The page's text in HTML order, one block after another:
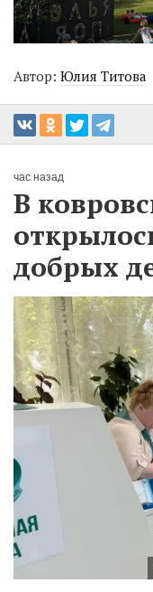
Автор: Юлия Титова
час назад
В
добрых